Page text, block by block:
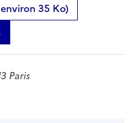
35 Ko)
Paris